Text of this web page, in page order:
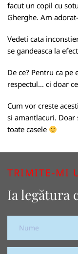
facut un copil cu
Gherghe. Am
Vedeti cata
se gandeasca la
De ce? Pentru ca
respectul... ci doar
Cum vor creste
si amantlacuri. Doar
toate casele
TRIMITE-MI
Ia legătura